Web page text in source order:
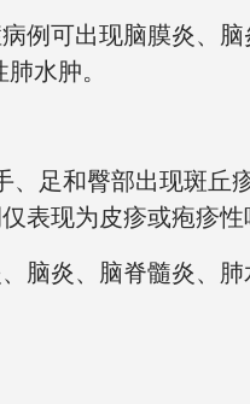
例可出现脑膜炎、
水肿。
、足和臀部出现斑丘
表现为皮疹或疱疹性
脑炎、脑脊髓炎、